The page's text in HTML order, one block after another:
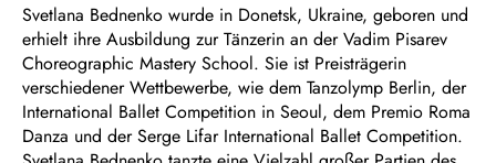
Svetlana Bednenko wurde in Donetsk, Ukraine, geboren und
erhielt ihre Ausbildung zur Tänzerin an der Vadim Pisarev
Choreographic Mastery School. Sie ist Preisträgerin
verschiedener Wettbewerbe, wie dem Tanzolymp Berlin, der
International Ballet Competition in Seoul, dem Premio Roma
Danza und der Serge Lifar International Ballet Competition.